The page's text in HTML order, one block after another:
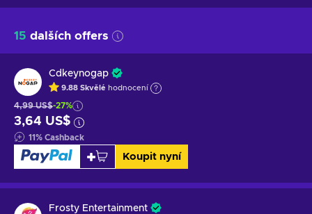
15 dalších offers
Cdkeynogap
9.88 Skvělé hodnocení
4,99 US$-27%
3,64 US$
11% Cashback
Koupit nyní
Frosty Entertainment